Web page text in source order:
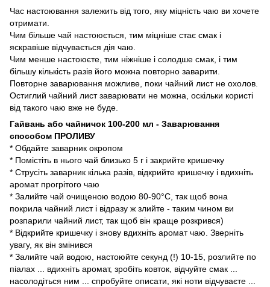
Час настоювання залежить від того, яку міцність чаю ви хочете
отримати.
Чим більше чай настоюється, тим міцніше стає смак і
яскравіше відчувається дія чаю.
Чим менше настоюєте, тим ніжніше і солодше смак, і тим
більшу кількість разів його можна повторно заварити.
Повторне заварювання можливе, поки чайний лист не охолов.
Остиглий чайний лист заварювати не можна, оскільки користі
від такого чаю вже не буде.
Гайвань або чайничок 100-200 мл - Заварювання
способом ПРОЛИВУ
* Обдайте заварник окропом
* Помістіть в нього чай близько 5 г і закрийте кришечку
* Струсіть заварник кілька разів, відкрийте кришечку і вдихніть
аромат прогрітого чаю
* Залийте чай очищеною водою 80-90°С, так щоб вона
покрила чайний лист і відразу ж злийте - таким чином ви
розпарили чайний лист, так щоб він краще розкрився)
* Відкрийте кришечку і знову вдихніть аромат чаю. Зверніть
увагу, як він змінився
* Залийте чай водою, настоюйте секунд (!) 10-15, розлийте по
піалах ... вдихніть аромат, зробіть ковток, відчуйте смак ...
насолодіться ним ... спробуйте описати, які ноти відчуваєте ...